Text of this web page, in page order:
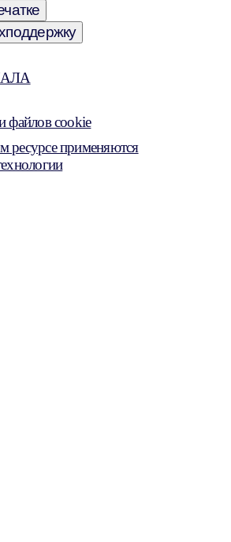
файлов cookie
ресурсе применяются